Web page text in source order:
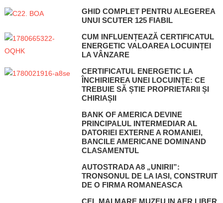
GHID COMPLET PENTRU ALEGEREA
UNUI SCUTER 125 FIABIL
CUM INFLUENȚEAZĂ CERTIFICATUL
ENERGETIC VALOAREA LOCUINȚEI
LA VÂNZARE
CERTIFICATUL ENERGETIC LA
ÎNCHIRIEREA UNEI LOCUINȚE: CE
TREBUIE SĂ ȘTIE PROPRIETARII ȘI
CHIRIAȘII
BANK OF AMERICA DEVINE
PRINCIPALUL INTERMEDIAR AL
DATORIEI EXTERNE A ROMANIEI,
BANCILE AMERICANE DOMINAND
CLASAMENTUL
AUTOSTRADA A8 „UNIRII”:
TRONSONUL DE LA IASI, CONSTRUIT
DE O FIRMA ROMANEASCA